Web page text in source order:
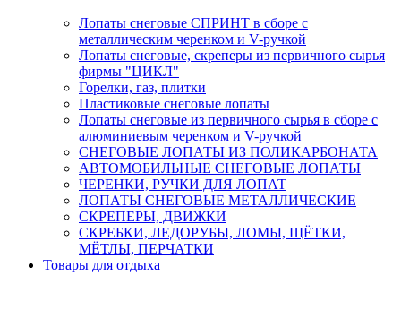
Лопаты снеговые СПРИНТ в сборе с
металлическим черенком и V-ручкой
Лопаты снеговые, скреперы из первичного сырья
фирмы "ЦИКЛ"
Горелки, газ, плитки
Пластиковые снеговые лопаты
Лопаты снеговые из первичного сырья в сборе с
алюминиевым черенком и V-ручкой
СНЕГОВЫЕ ЛОПАТЫ ИЗ ПОЛИКАРБОНАТА
АВТОМОБИЛЬНЫЕ СНЕГОВЫЕ ЛОПАТЫ
ЧЕРЕНКИ, РУЧКИ ДЛЯ ЛОПАТ
ЛОПАТЫ СНЕГОВЫЕ МЕТАЛЛИЧЕСКИЕ
СКРЕПЕРЫ, ДВИЖКИ
СКРЕБКИ, ЛЕДОРУБЫ, ЛОМЫ, ЩЁТКИ,
МЁТЛЫ, ПЕРЧАТКИ
Товары для отдыха